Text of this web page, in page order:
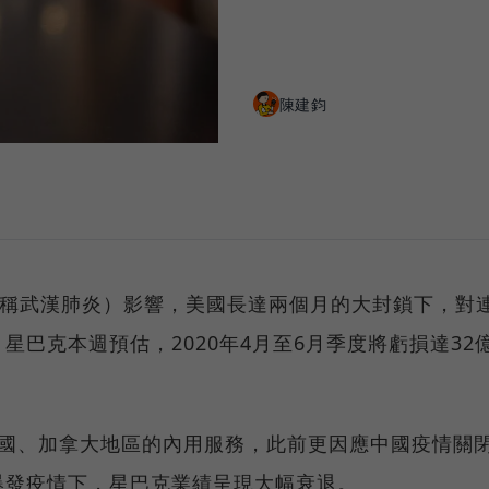
陳建鈞
武漢肺炎）影響，美國長達兩個月的大封鎖下，對
巴克本週預估，2020年4月至6月季度將虧損達32
、加拿大地區的內用服務，此前更因應中國疫情關
疫情下，星巴克業績呈現大幅衰退。